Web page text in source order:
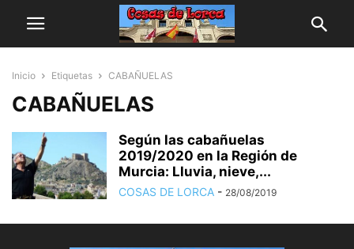
Inicio Etiquetas CABAÑUELAS
CABAÑUELAS
Según las cabañuelas
2019/2020 en la Región de
Murcia: Lluvia, nieve,...
COSAS DE LORCA - 28/08/2019